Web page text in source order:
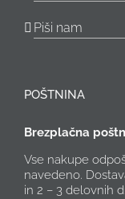
Piši nam
POŠTNINA
Brezplačna
Vse nakupe
navedeno.
in 2 – 3 delovnih